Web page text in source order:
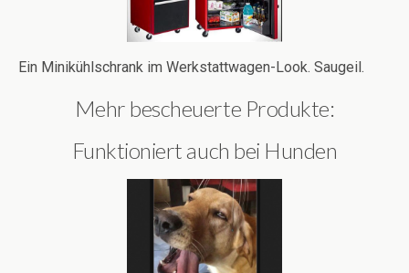
Ein Minikühlschrank im Werkstattwagen-Look. Saugeil.
Mehr bescheuerte Produkte:
Funktioniert auch bei Hunden